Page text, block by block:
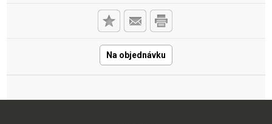
Na objednávku